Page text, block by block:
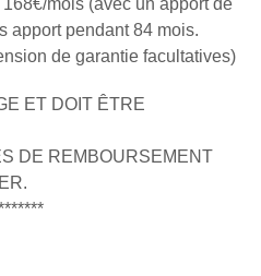
apport pendant 84 mois.
de garantie facultatives)
ET DOIT ÊTRE
DE REMBOURSEMENT